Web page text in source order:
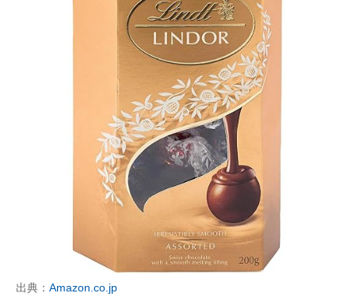
出典： Amazon.co.jp